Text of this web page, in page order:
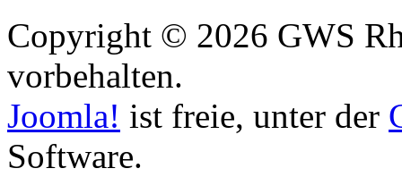
Copyright © 2026 GWS
vorbehalten.
Joomla! ist freie, unter der
Software.